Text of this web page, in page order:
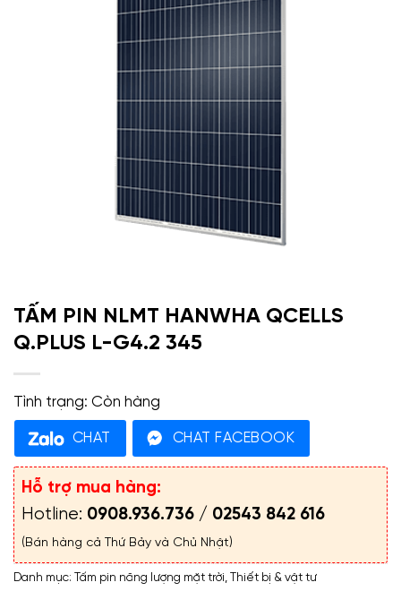
TẤM PIN NLMT HANWHA QCELLS
Q.PLUS L-G4.2 345
Tình trạng: Còn hàng
CHAT CHAT FACEBOOK
Hỗ trợ mua hàng:
Hotline: 0908.936.736 / 02543 842 616
(Bán hàng cả Thứ Bảy và Chủ Nhật)
Danh mục: Tấm pin năng lượng mặt trời, Thiết bị & vật tư